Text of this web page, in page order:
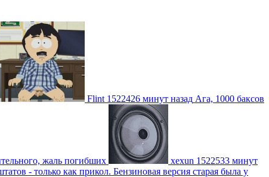
Flint 1522426 минут назад Ага, 1000 баксов
жаль погибших xexun 1522533 минут
- только как прикол. Бензиновая версия старая была у